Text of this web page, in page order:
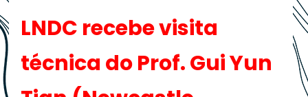
LNDC recebe visita
técnica do Prof. Gui Yun